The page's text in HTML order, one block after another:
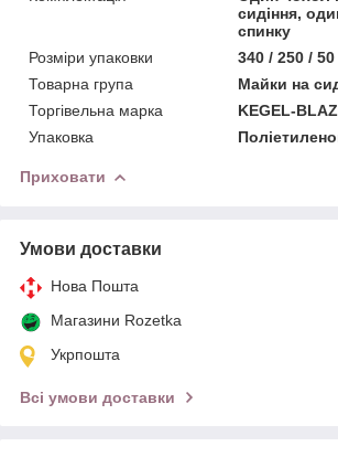
сидіння,
спинку
Розміри упаковки
340 / 250 /
Товарна група
Майки на
Торгівельна марка
KEGEL-
Упаковка
Приховати
Умови доставки
Нова Пошта
Магазини Rozetka
Укрпошта
Всі умови доставки